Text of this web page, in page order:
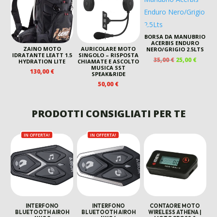
ZAINO MOTO
IDRATANTE LEATT 1.5
HYDRATION LITE
130,00€
AURICOLARE MOTO
SINGOLO – RISPOSTA
CHIAMATE E ASCOLTO
MUSICA SST
SPEAK&RIDE
50,00€
BORSA DA MANUBRIO
ACERBIS ENDURO
NERO/GRIGIO 2.5LTS
35,00€ IL
25,00€IL
PRODOTTI CONSIGLIATI PER TE
IN OFFERTA!
INTERFONO
BLUETOOTH AIROH
IN OFFERTA!
INTERFONO
BLUETOOTH AIROH
CONTAORE MOTO
WIRELESS ATHENA |